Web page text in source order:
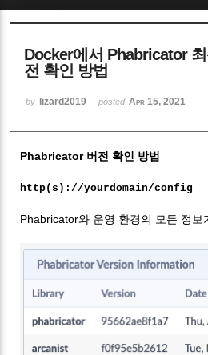
Docker에서 Phabricator
전 확인 방법
by lizard2019 posted Apr 15, 2021
Phabricator 버전 확인 방법
http(s)://yourdomain/config
Phabricator와 운영 환경의 모든 정보
Sketchbook5, 스
Sketchbook5, 스케